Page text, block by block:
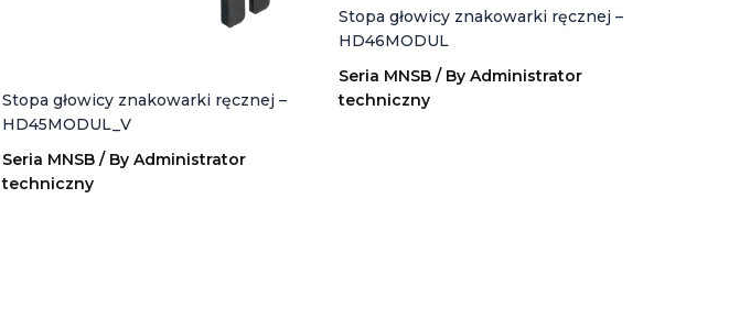
Stopa głowicy znakowarki ręcznej –
HD45MODUL_V
Seria MNSB/ By Administrator
techniczny
Stopa głowicy znakowarki ręcznej –
HD46MODUL
Seria MNSB/ By Administrator
techniczny